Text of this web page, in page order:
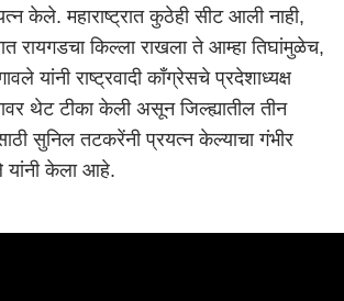
केले. महाराष्ट्रात कुठेही सीट आली नाही,
ातरायगडचा किल्ला राखला ते आम्हा तिघांमुळेच,
यांनी राष्ट्रवादी काँग्रेसचे प्रदेशाध्यक्ष
थेट टीका केली असून जिल्ह्यातील तीन
सुनिल तटकरेंनी प्रयत्न केल्याचा गंभीर
यांनी केला आहे.